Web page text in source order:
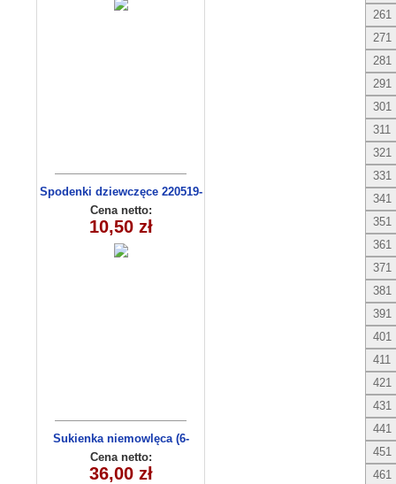
Spodenki dziewczęce 220519-
4 (13-16)
Cena netto:
10,50 zł
Sukienka niemowlęca (6-
36msc) C3009-1
Cena netto:
36,00 zł
261
271
281
291
301
311
321
331
341
351
361
371
381
391
401
411
421
431
441
451
461